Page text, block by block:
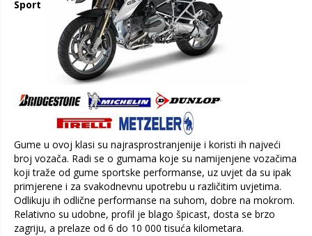
Sport
Gume u ovoj klasi su najrasprostranjenije i koristi ih najveći
broj vozača. Radi se o gumama koje su namijenjene vozačima
koji traže od gume sportske performanse, uz uvjet da su ipak
primjerene i za svakodnevnu upotrebu u različitim uvjetima.
Odlikuju ih odlične performanse na suhom, dobre na mokrom.
Relativno su udobne, profil je blago špicast, dosta se brzo
zagriju, a prelaze od 6 do 10 000 tisuća kilometara.